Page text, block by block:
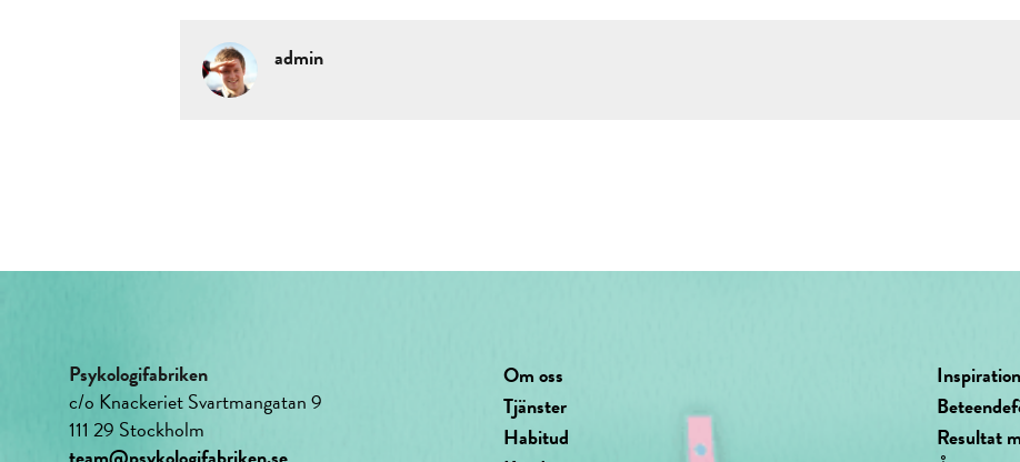
admin
Psykologifabriken
c/o Knackeriet Svartmangatan 9
111 29 Stockholm
Om oss
Tjänster
Habitud
Resultat